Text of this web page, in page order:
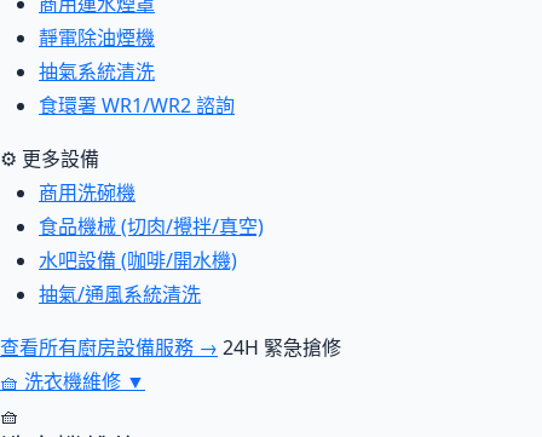
靜電除油煙機
抽氣系統清洗
食環署 WR1/WR2 諮詢
⚙ 更多設備
商用洗碗機
食品機械 (切肉/攪拌/真空)
水吧設備 (咖啡/開水機)
抽氣/通風系統清洗
查看所有廚房設備服務 → 24H 緊急搶修
🧺 洗衣機維修 ▼
🧺